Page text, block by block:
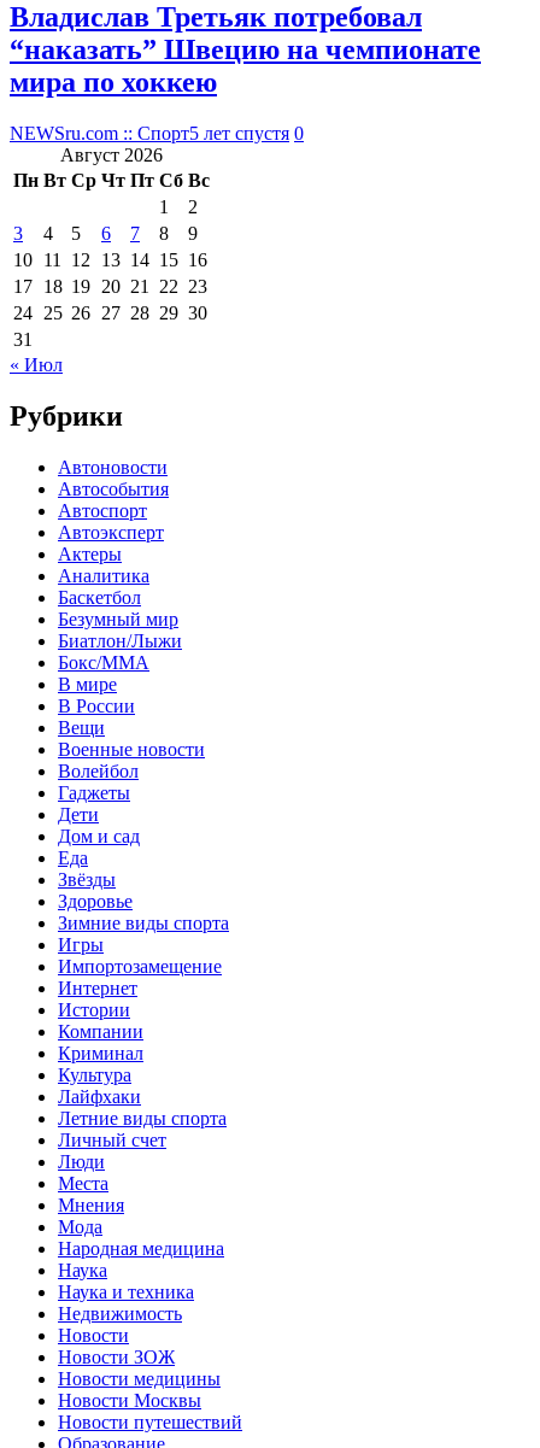
Владислав Третьяк потребовал
“наказать” Швецию на чемпионате
мира по хоккею
NEWSru.com :: Спорт5 лет спустя 0
Август 2026
Пн Вт Ср Чт Пт Сб Вс
1
2
3
4 5 6 7 8
9
10 11 12 13 14 15 16
17 18 19 20 21 22 23
24 25 26 27 28 29 30
31
« Июл
Рубрики
Автоновости
Автособытия
Автоспорт
Автоэксперт
Актеры
Аналитика
Баскетбол
Безумный мир
Биатлон/Лыжи
Бокс/MMA
В мире
В России
Вещи
Военные новости
Волейбол
Гаджеты
Дети
Дом и сад
Еда
Звёзды
Здоровье
Зимние виды спорта
Игры
Импортозамещение
Интернет
Истории
Компании
Криминал
Культура
Лайфхаки
Летние виды спорта
Личный счет
Люди
Места
Мнения
Мода
Народная медицина
Наука
Наука и техника
Недвижимость
Новости
Новости ЗОЖ
Новости медицины
Новости Москвы
Новости путешествий
Образование